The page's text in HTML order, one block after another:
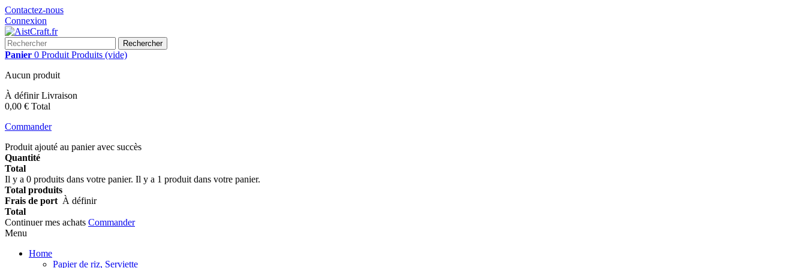
Contactez-nous
Connexion
Rechercher
Panier 0 Produit Produits (vide)
Aucun produit
À définirLivraison
0,00 € Total
Commander
Produit ajouté au panier avec succès
Quantité
Total
Il y a 0 produits dans votre panier. Il y a 1 produit dans votre panier.
Total produits
Frais de port À définir
Total
Continuer mes achats Commander
Menu
Home
Papier de riz, Serviette